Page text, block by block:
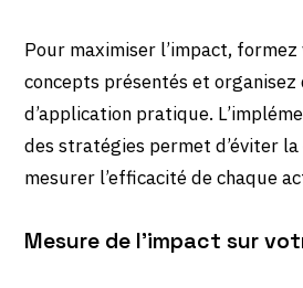
Pour maximiser l’impact, formez
concepts présentés et organisez
d’application pratique.
des stratégies permet d’éviter
mesurer l’efficacité de chaque
Mesure de l’impact sur